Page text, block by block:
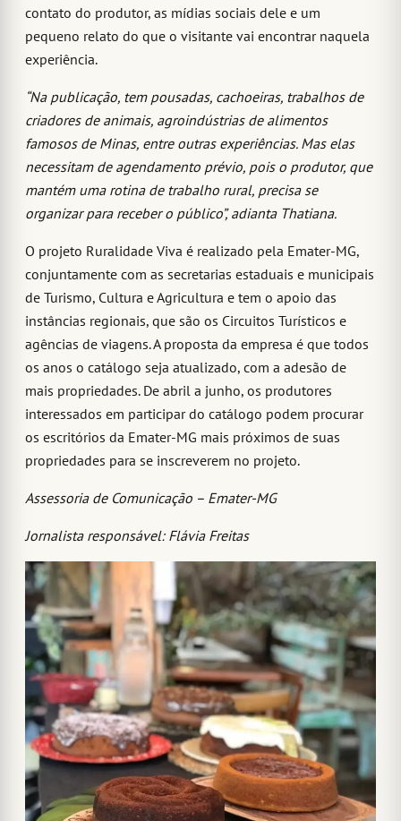
contato do produtor, as mídias sociais dele e um
pequeno relato do que o visitante vai encontrar naquela
experiência.
“Na publicação, tem pousadas, cachoeiras, trabalhos de
criadores de animais, agroindústrias de alimentos
famosos de Minas, entre outras experiências. Mas elas
necessitam de agendamento prévio, pois o produtor, que
mantém uma rotina de trabalho rural, precisa se
organizar para receber o público”, adianta Thatiana.
O projeto Ruralidade Viva é realizado pela Emater-MG,
conjuntamente com as secretarias estaduais e municipais
de Turismo, Cultura e Agricultura e tem o apoio das
instâncias regionais, que são os Circuitos Turísticos e
agências de viagens. A proposta da empresa é que todos
os anos o catálogo seja atualizado, com a adesão de
mais propriedades. De abril a junho, os produtores
interessados em participar do catálogo podem procurar
os escritórios da Emater-MG mais próximos de suas
propriedades para se inscreverem no projeto.
Assessoria de Comunicação – Emater-MG
Jornalista responsável: Flávia Freitas